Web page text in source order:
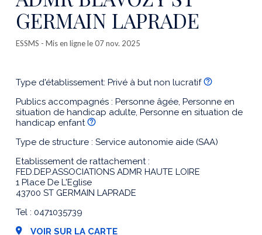
GERMAIN LAPRADE
ESSMS - Mis en ligne le 07 nov. 2025
Type d'établissement: Privé à but non lucratif
Publics accompagnés : Personne âgée, Personne en
situation de handicap adulte, Personne en situation de
handicap enfant
Type de structure : Service autonomie aide (SAA)
Etablissement de rattachement :
FED.DEP.ASSOCIATIONS ADMR HAUTE LOIRE
1 Place De L'Eglise
43700 ST GERMAIN LAPRADE
Tel : 0471035739
VOIR SUR LA CARTE